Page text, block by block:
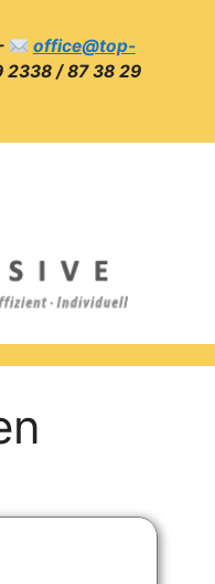
office@top-
2338 / 87 38 29